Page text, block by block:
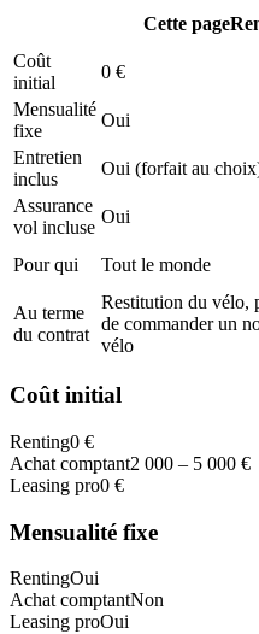
Cette page
Coût
initial
0 €
Mensualité
fixe
Oui
Entretien
inclus
Oui (forfait au
Assurance
vol incluse
Oui
Pour qui Tout le monde
Au terme
du contrat
Restitution du vélo,
de commander un
vélo
Coût initial
Renting0 €
Achat comptant2 000 – 5 000 €
Leasing pro0 €
Mensualité fixe
RentingOui
Achat comptantNon
Leasing proOui